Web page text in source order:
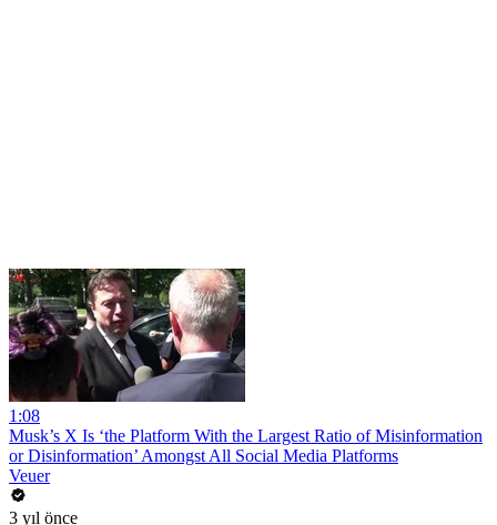
1:08
Musk’s X Is ‘the Platform With the Largest Ratio of Misinformation
or Disinformation’ Amongst All Social Media Platforms
Veuer
3 yıl önce